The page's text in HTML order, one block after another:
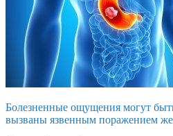
Болезненные ощущения могут
вызваны язвенным поражением